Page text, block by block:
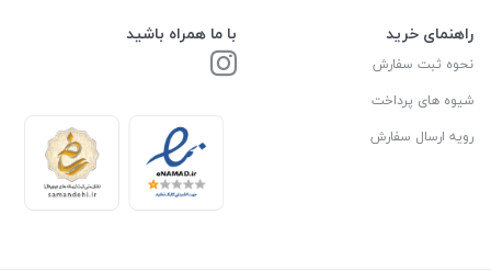
راهنمای خرید
نحوه ثبت سفارش
شیوه های پرداخت
رویه ارسال سفارش
با ما همراه باشید